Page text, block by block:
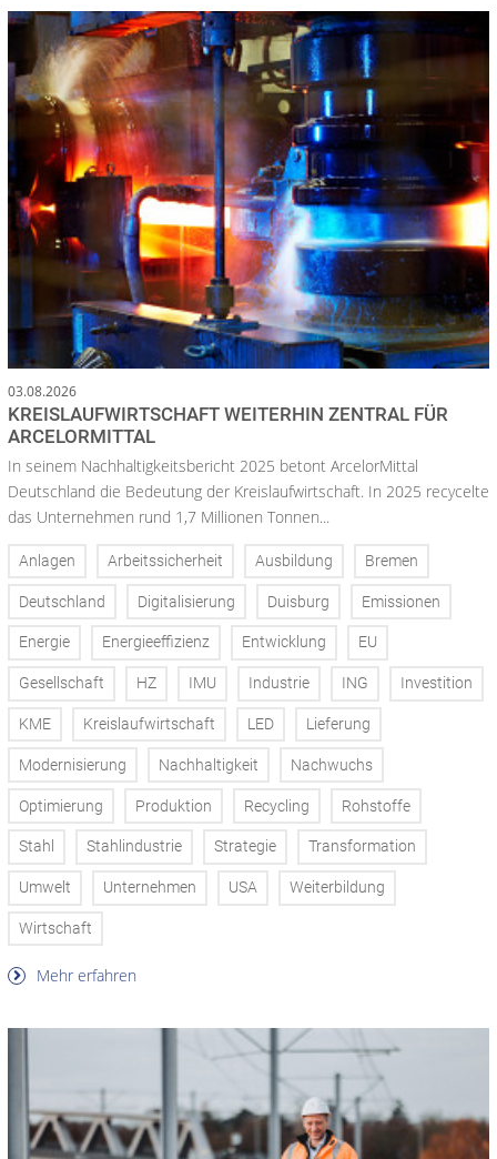
03.08.2026
KREISLAUFWIRTSCHAFT WEITERHIN ZENTRAL FÜR
ARCELORMITTAL
In seinem Nachhaltigkeitsbericht 2025 betont ArcelorMittal
Deutschland die Bedeutung der Kreislaufwirtschaft. In 2025 recycelte
das Unternehmen rund 1,7 Millionen Tonnen...
Anlagen Arbeitssicherheit Ausbildung Bremen
Deutschland Digitalisierung Duisburg Emissionen
Energie Energieeffizienz Entwicklung EU
Gesellschaft HZ IMU Industrie ING Investition
KME Kreislaufwirtschaft LED Lieferung
Modernisierung Nachhaltigkeit Nachwuchs
Optimierung Produktion Recycling Rohstoffe
Stahl Stahlindustrie Strategie Transformation
Umwelt Unternehmen USA Weiterbildung
Wirtschaft
Mehr erfahren